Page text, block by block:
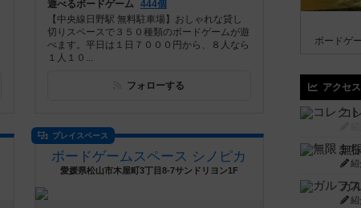
遊べるボードゲーム 444個
【中央線日野駅 無料駐車場】おしゃれな貸し
切りスペースで３５０種類のボードゲームが遊
べます。平日は１日７０００円から、８人なら
１人１０...
フォローする
プレイスペース
ボードゲームスペース シノピカ
愛媛県松山市木屋町3丁目8-7サンドリヨン1F
ボードゲ
アクセ
コ
無
紹
ガ
紹